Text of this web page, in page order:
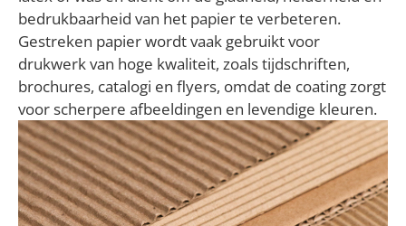
bedrukbaarheid van het papier te verbeteren.
Gestreken papier wordt vaak gebruikt voor
drukwerk van hoge kwaliteit, zoals tijdschriften,
brochures, catalogi en flyers, omdat de coating zorgt
voor scherpere afbeeldingen en levendige kleuren.